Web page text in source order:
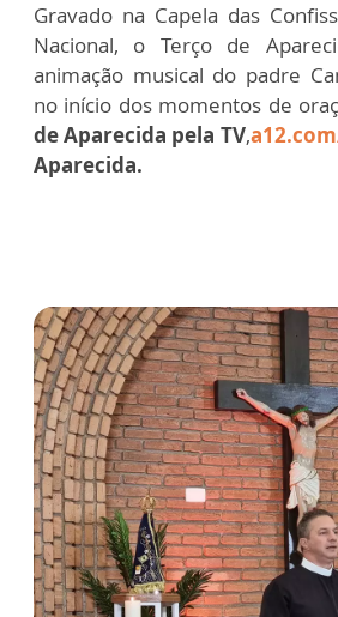
Gravado na Capela das
Nacional, o Terço de
animação musical do padre
no início dos momentos de
de Aparecida pela TV,
Aparecida.